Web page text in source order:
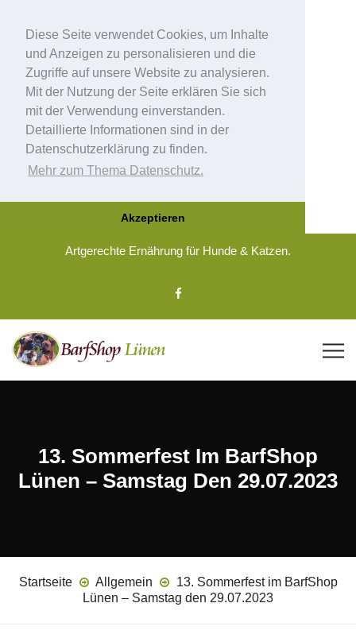
Diese Seite verwendet Cookies, um Inhalte
und Anzeigen zu personalisieren und die
Zugriffe auf unsere Website zu analysieren.
Mit der Nutzung der Seite erklären Sie sich
mit der Verwendung einverstanden.
Detaillierte Informationen sind in der
Datenschutzerklärung zu finden.
Mehr zum Thema Datenschutz.
Akzeptieren
Artgerechte Ernährung für Hunde & Katzen.
13. Sommerfest Im BarfShop
Lünen – Samstag Den 29.07.2023
Startseite Allgemein
13. Sommerfest im BarfShop
Lünen – Samstag den 29.07.2023